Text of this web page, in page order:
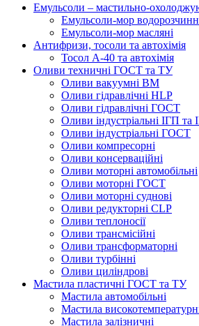
Емульсоли – мастильно-
Емульсоли-мор
Емульсоли-мор масляні
Антифризи, тосоли та автохімія
Тосол А-40 та автохімія
Оливи техничні ГОСТ та ТУ
Оливи вакуумні ВМ
Оливи гідравлічні HLP
Оливи гідравлічні ГОСТ
Оливи індустріальні ІГП
Оливи індустріальні ГОСТ
Оливи компресорні
Оливи консерваційні
Оливи моторні автомобільні
Оливи моторні ГОСТ
Оливи моторні суднові
Оливи редукторні CLP
Оливи теплоносії
Оливи трансмісійні
Оливи трансформаторні
Оливи турбінні
Оливи циліндрові
Мастила пластичні ГОСТ та ТУ
Мастила автомобільні
Мастила
Мастила залізничні